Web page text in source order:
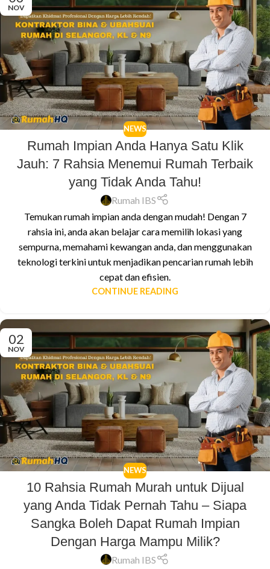
NOV
NEWS
Rumah Impian Anda Hanya Satu Klik
Jauh: 7 Rahsia Menemui Rumah Terbaik
yang Tidak Anda Tahu!
Rumah IBS
Temukan rumah impian anda dengan mudah! Dengan 7
rahsia ini, anda akan belajar cara memilih lokasi yang
sempurna, memahami kewangan anda, dan menggunakan
teknologi terkini untuk menjadikan pencarian rumah lebih
cepat dan efisien.
CONTINUE READING
02
NOV
NEWS
10 Rahsia Rumah Murah untuk Dijual
yang Anda Tidak Pernah Tahu – Siapa
Sangka Boleh Dapat Rumah Impian
Dengan Harga Mampu Milik?
Rumah IBS